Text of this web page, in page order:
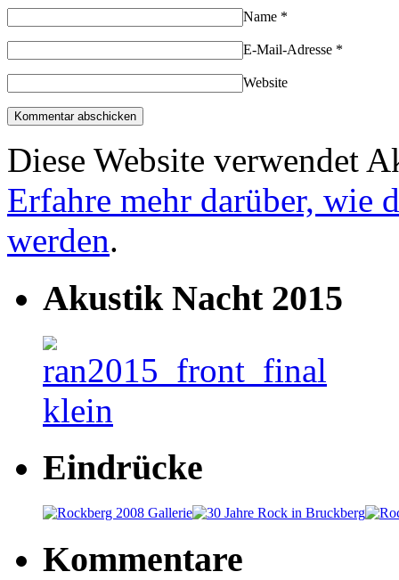
Name *
E-Mail-Adresse *
Website
Diese Website verwendet
Erfahre mehr darüber, wie
werden.
Akustik Nacht 2015
Eindrücke
Kommentare